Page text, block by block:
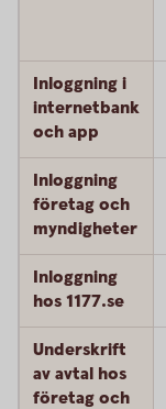
Inloggning i
internetbank
och app
Inloggning
företag och
myndigheter
Inloggning
hos 1177.se
Underskrift
av avtal hos
företag och